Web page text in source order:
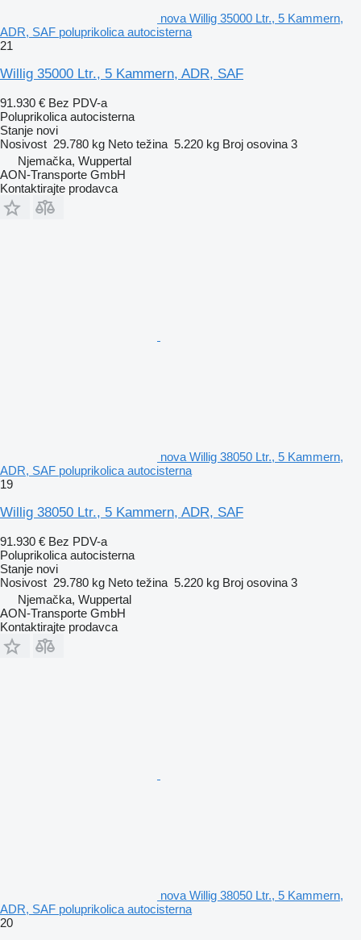
nova Willig 35000 Ltr., 5 Kammern,
ADR, SAF poluprikolica autocisterna
21
Willig 35000 Ltr., 5 Kammern, ADR, SAF
91.930 € Bez PDV-a
Poluprikolica autocisterna
Stanje novi
Nosivost 29.780 kg Neto težina 5.220 kg Broj osovina 3
Njemačka, Wuppertal
AON-Transporte GmbH
Kontaktirajte prodavca
nova Willig 38050 Ltr., 5 Kammern,
ADR, SAF poluprikolica autocisterna
19
Willig 38050 Ltr., 5 Kammern, ADR, SAF
91.930 € Bez PDV-a
Poluprikolica autocisterna
Stanje novi
Nosivost 29.780 kg Neto težina 5.220 kg Broj osovina 3
Njemačka, Wuppertal
AON-Transporte GmbH
Kontaktirajte prodavca
nova Willig 38050 Ltr., 5 Kammern,
ADR, SAF poluprikolica autocisterna
20